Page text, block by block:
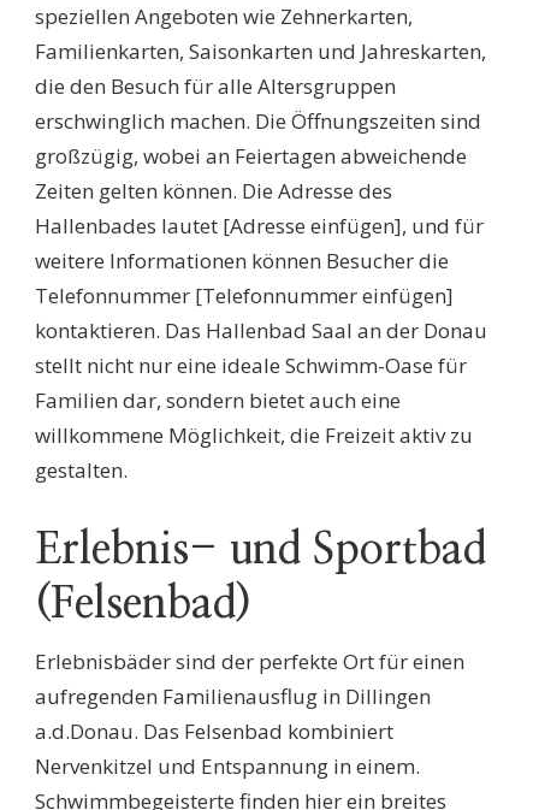
speziellen Angeboten wie Zehnerkarten,
Familienkarten, Saisonkarten und Jahreskarten,
die den Besuch für alle Altersgruppen
erschwinglich machen. Die Öffnungszeiten sind
großzügig, wobei an Feiertagen abweichende
Zeiten gelten können. Die Adresse des
Hallenbades lautet [Adresse einfügen], und für
weitere Informationen können Besucher die
Telefonnummer [Telefonnummer einfügen]
kontaktieren. Das Hallenbad Saal an der Donau
stellt nicht nur eine ideale Schwimm-Oase für
Familien dar, sondern bietet auch eine
willkommene Möglichkeit, die Freizeit aktiv zu
gestalten.
Erlebnis- und Sportbad
(Felsenbad)
Erlebnisbäder sind der perfekte Ort für einen
aufregenden Familienausflug in Dillingen
a.d.Donau. Das Felsenbad kombiniert
Nervenkitzel und Entspannung in einem.
Schwimmbegeisterte finden hier ein breites